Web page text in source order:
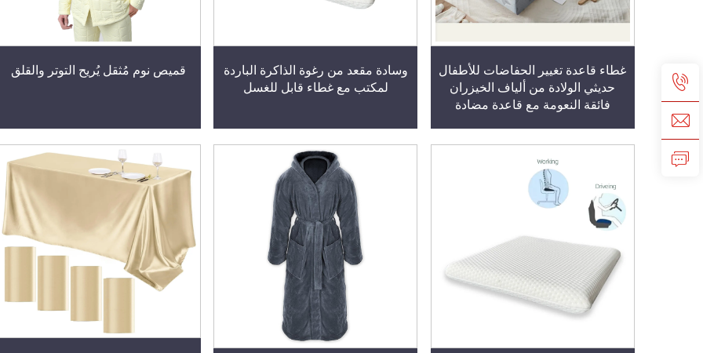
غطاء قاعدة تغيير الحفاضات للأطفال
حديثي الولادة من ألياف الخيزران
فائقة النعومة مع قاعدة مضادة
وسادة مقعد من رغوة الذاكرة الباردة
لمكتب مع غطاء قابل للغسل
قميص نوم مُثقل يُريح التوتر والقلق